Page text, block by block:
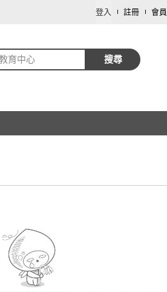
登入 註冊 會
育中心 搜尋